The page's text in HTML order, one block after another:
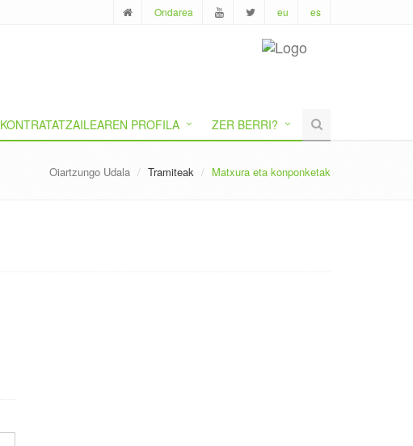
Ondarea eu es
KONTRATATZAILEAREN PROFILA ZER BERRI?
Oiartzungo Udala Tramiteak Matxura eta konponketak